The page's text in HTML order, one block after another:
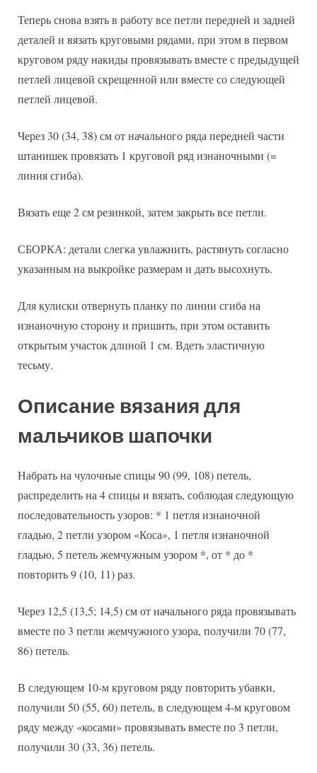
Теперь снова взять в работу все петли передней и задней
деталей и вязать круговыми рядами, при этом в первом
круговом ряду накиды провязывать вместе с предыдущей
петлей лицевой скрещенной или вместе со следующей
петлей лицевой.
Через 30 (34, 38) см от начального ряда передней части
штанишек провязать 1 круговой ряд изнаночными (=
линия сгиба).
Вязать еще 2 см резинкой, затем закрыть все петли.
СБОРКА: детали слегка увлажнить, растянуть согласно
указанным на выкройке размерам и дать высохнуть.
Для кулиски отвернуть планку по линии сгиба на
изнаночную сторону и пришить, при этом оставить
открытым участок длиной 1 см. Вдеть эластичную
тесьму.
Описание вязания для
мальчиков шапочки
Набрать на чулочные спицы 90 (99, 108) петель,
распределить на 4 спицы и вязать, соблюдая следующую
последовательность узоров: * 1 петля изнаночной
гладью, 2 петли узором «Коса», 1 петля изнаночной
гладью, 5 петель жемчужным узором *, от * до *
повторить 9 (10, 11) раз.
Через 12,5 (13,5; 14,5) см от начального ряда провязывать
вместе по 3 петли жемчужного узора, получили 70 (77,
86) петель.
В следующем 10-м круговом ряду повторить убавки,
получили 50 (55, 60) петель, в следующем 4-м круговом
ряду между «косами» провязывать вместе по 3 петли,
получили 30 (33, 36) петель.